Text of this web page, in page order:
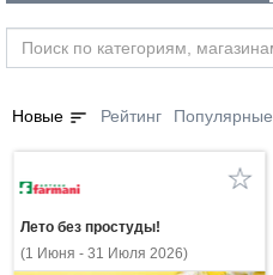
Новые sort Рейтинг Популярные
Лето без простуды!
(1 Июня - 31 Июля 2026)